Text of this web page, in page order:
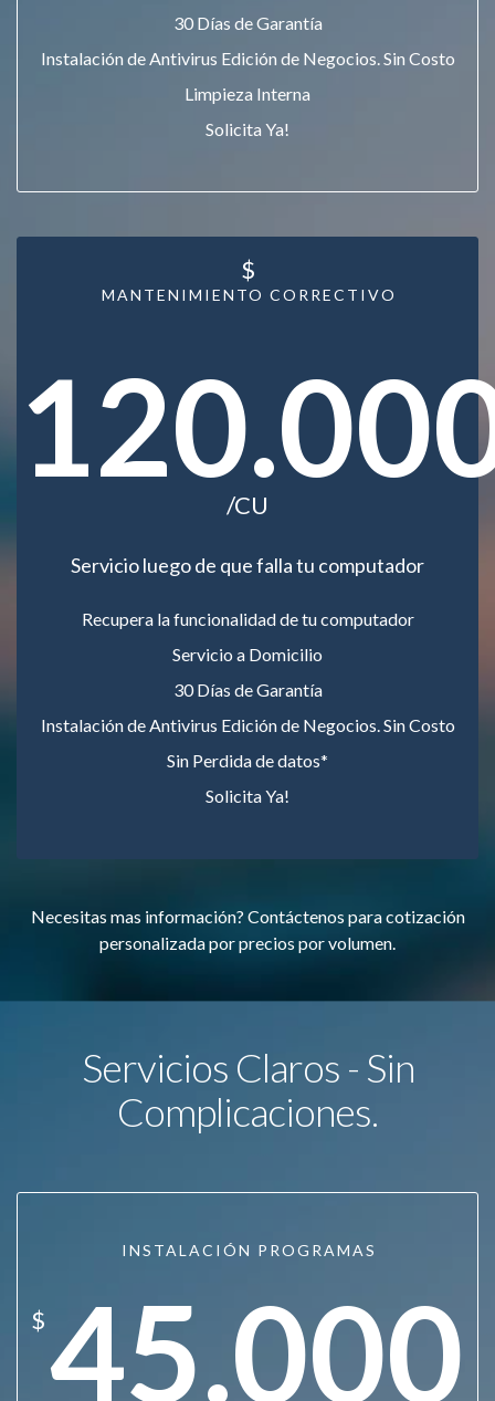
30 Días de Garantía
Instalación de Antivirus Edición de Negocios. Sin Costo
Limpieza Interna
Solicita Ya!
MANTENIMIENTO CORRECTIVO
$
/CU
Servicio luego de que falla tu computador
Recupera la funcionalidad de tu computador
Servicio a Domicilio
30 Días de Garantía
Instalación de Antivirus Edición de Negocios. Sin Costo
Sin Perdida de datos*
Solicita Ya!
Necesitas mas información? Contáctenos para cotización
personalizada por precios por volumen.
Servicios Claros - Sin
Complicaciones.
INSTALACIÓN PROGRAMAS
$45.000